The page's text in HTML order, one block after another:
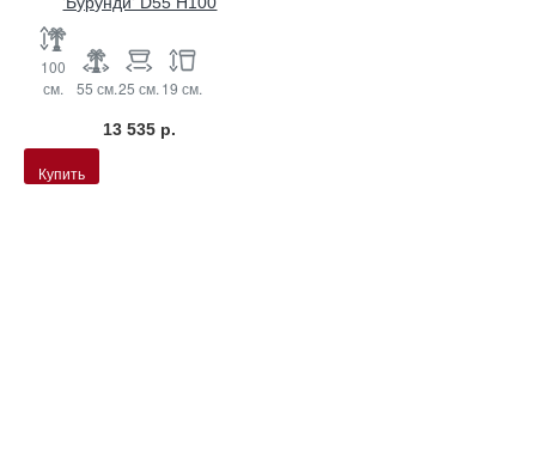
100
см.
55 см.25 см. 19 см.
13 535 р.
Купить